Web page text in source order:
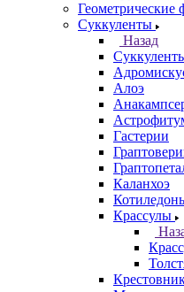
Геометрические
Суккуленты
Назад
Алоэ
Гастерии
Каланхоэ
Крассулы